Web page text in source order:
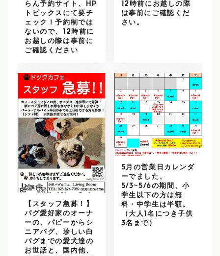
らん予約サイト、HP
トピックスにて要チ
ェック！予約制では
ないので、12時前に
お越しの際は事前に
ご確認ください
12時前にお越しの際
は事前にご確認くだ
さい。
【スタッフ急募！】
パグ愛好家のオーナ
ーの、パピーからシ
ニアパグ、珍しい白
パグまでの愛犬達の
お世話と、国内他、
5月の営業日カレンダ
ーでました。
5/3~5/6の期間、小
学生以下の方は無
料・中学生は半額。
（大人1名につき子供
3名まで）